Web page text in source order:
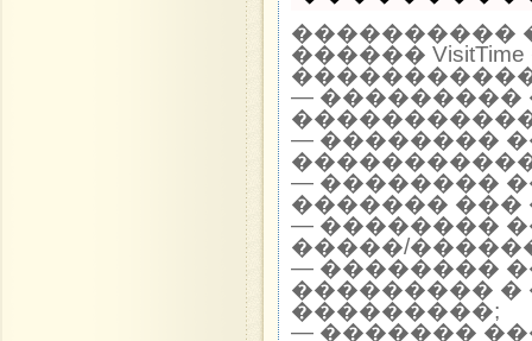
����������
������
������������
— ���������
— ��������
— ��������
������� ���
— ��������
�����/
— ��������
���������
���������;
— �������